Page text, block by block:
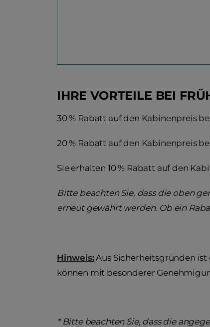
IHRE VORTEILE BEI
30 % Rabatt auf den Kabinenpreis
20 % Rabatt auf den Kabinenpreis
Sie erhalten 10 % Rabatt auf den
Bitte beachten Sie, dass die oben
erneut gewährt werden. Ob ein
Hinweis:Aus Sicherheitsgründen ist
können mit besonderer
* Bitte beachten Sie, dass die